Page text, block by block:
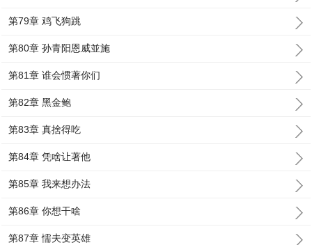
第79章 鸡飞狗跳
第80章 孙青阳恩威並施
第81章 谁会惯著你们
第82章 黑金鲍
第83章 真捨得吃
第84章 凭啥让著他
第85章 我来想办法
第86章 你想干啥
第87章 懦夫变英雄